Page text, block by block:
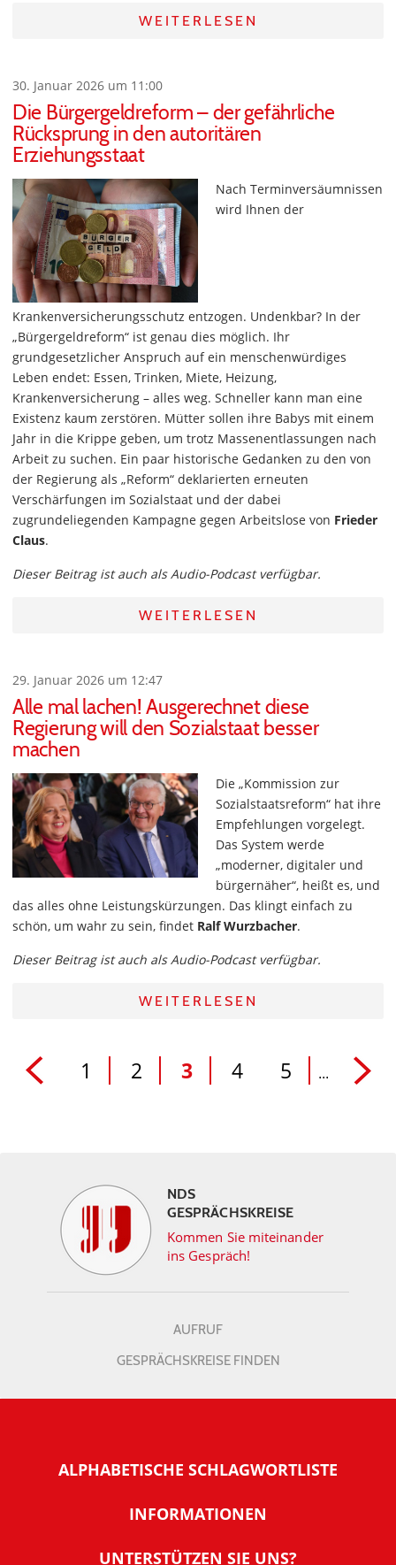
WEITERLESEN
30. Januar 2026 um 11:00
Die Bürgergeldreform – der gefährliche
Rücksprung in den autoritären
Erziehungsstaat
Nach Terminversäumnissen
wird Ihnen der
Krankenversicherungsschutz entzogen. Undenkbar? In der
„Bürgergeldreform“ ist genau dies möglich. Ihr
grundgesetzlicher Anspruch auf ein menschenwürdiges
Leben endet: Essen, Trinken, Miete, Heizung,
Krankenversicherung – alles weg. Schneller kann man eine
Existenz kaum zerstören. Mütter sollen ihre Babys mit einem
Jahr in die Krippe geben, um trotz Massenentlassungen nach
Arbeit zu suchen. Ein paar historische Gedanken zu den von
der Regierung als „Reform“ deklarierten erneuten
Verschärfungen im Sozialstaat und der dabei
zugrundeliegenden Kampagne gegen Arbeitslose von Frieder
Claus.
Dieser Beitrag ist auch als Audio-Podcast verfügbar.
WEITERLESEN
29. Januar 2026 um 12:47
Alle mal lachen! Ausgerechnet diese
Regierung will den Sozialstaat besser
machen
Die „Kommission zur
Sozialstaatsreform“ hat ihre
Empfehlungen vorgelegt.
Das System werde
„moderner, digitaler und
bürgernäher“, heißt es, und
das alles ohne Leistungskürzungen. Das klingt einfach zu
schön, um wahr zu sein, findet Ralf Wurzbacher.
Dieser Beitrag ist auch als Audio-Podcast verfügbar.
WEITERLESEN
1 2 3 4 5 ...
NDS
GESPRÄCHSKREISE
Kommen Sie miteinander
ins Gespräch!
AUFRUF
GESPRÄCHSKREISE FINDEN
ALPHABETISCHE SCHLAGWORTLISTE
INFORMATIONEN
Warum NachDenkSeiten
UNTERSTÜTZEN SIE UNS?